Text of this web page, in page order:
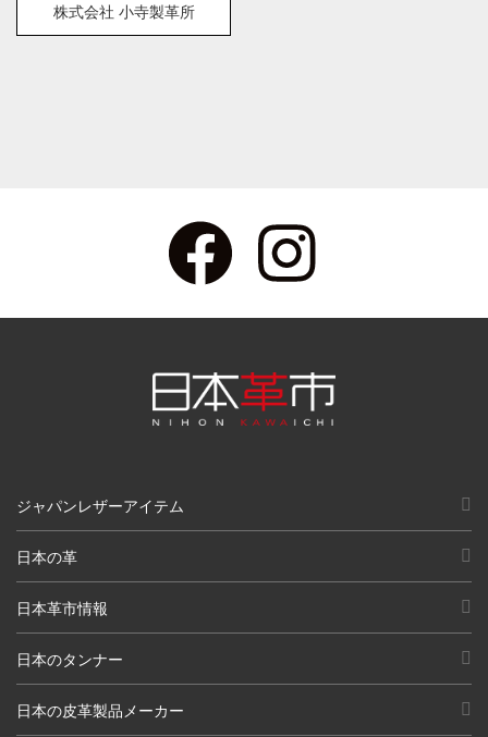
株式会社 小寺製革所
ジャパンレザーアイテム
日本の革
日本革市情報
日本のタンナー
日本の皮革製品メーカー